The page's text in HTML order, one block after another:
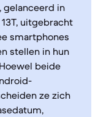
gelanceerd in
uitgebracht
smartphones
stellen in hun
beide
ze zich